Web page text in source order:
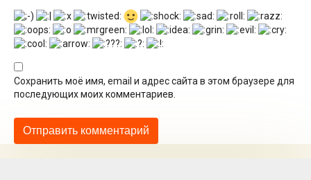
Сохранить моё имя, email и адрес сайта в этом браузере для
последующих моих комментариев.